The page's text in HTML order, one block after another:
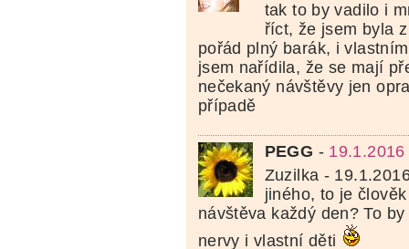
tak to by vadilo i
říct, že jsem byla
pořád plný barák, i
jsem nařídila, že se mají
nečekaný návštěvy jen
případě
PEGG -
Zuzilka -
jiného, to je
návštěva každý den? To
nervy i vlastní děti